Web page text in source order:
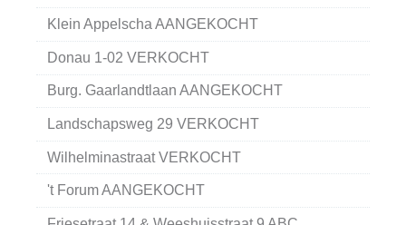
Klein Appelscha AANGEKOCHT
Donau 1-02 VERKOCHT
Burg. Gaarlandtlaan AANGEKOCHT
Landschapsweg 29 VERKOCHT
Wilhelminastraat VERKOCHT
't Forum AANGEKOCHT